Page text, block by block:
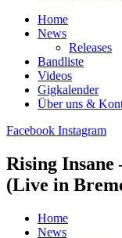
Home
News
Releases
Bandliste
Videos
Gigkalender
Über uns &
Facebook Instagram
Rising
(Live in
Home
News